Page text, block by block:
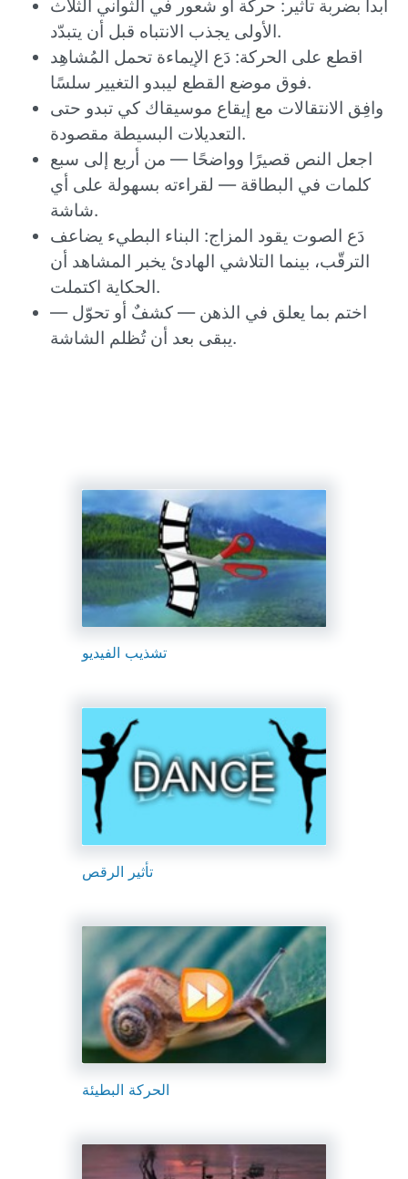
ابدأ بضربة تأثير: حركة أو شعور في الثواني الثلاث
الأولى يجذب الانتباه قبل أن يتبدّد.
اقطع على الحركة: دَع الإيماءة تحمل المُشاهِد
فوق موضع القطع ليبدو التغيير سلسًا.
وافِق الانتقالات مع إيقاع موسيقاك كي تبدو حتى
التعديلات البسيطة مقصودة.
اجعل النص قصيرًا وواضحًا — من أربع إلى سبع
كلمات في البطاقة — لقراءته بسهولة على أي
شاشة.
دَع الصوت يقود المزاج: البناء البطيء يضاعف
الترقّب، بينما التلاشي الهادئ يخبر المشاهد أن
الحكاية اكتملت.
اختم بما يعلق في الذهن — كشفٌ أو تحوّل —
يبقى بعد أن تُظلم الشاشة.
تشذيب الفيديو
تأثير الرقص
الحركة البطيئة